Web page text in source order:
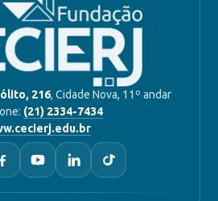
216, Cidade Nova, 11º andar
(21) 2334-7434